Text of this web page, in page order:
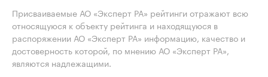
Присваиваемые АО «Эксперт РА» рейтинги отражают всю
относящуюся к объекту рейтинга и находящуюся в
распоряжении АО «Эксперт РА» информацию, качество и
достоверность которой, по мнению АО «Эксперт РА»,
являются надлежащими.